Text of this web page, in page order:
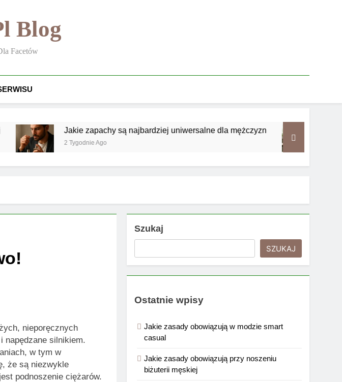
Blog
Facetów
Jakie zapachy są najbardziej uniwersalne dla mężczyzn
2 Tygodnie Ago
nieporęcznych
napędzane silnikiem.
w tym w
że są niezwykle
podnoszenie ciężarów.
Szukaj
SZUKAJ
Ostatnie wpisy
Jakie zasady obowiązują w modzie smart
casual
Jakie zasady obowiązują przy noszeniu
biżuterii męskiej